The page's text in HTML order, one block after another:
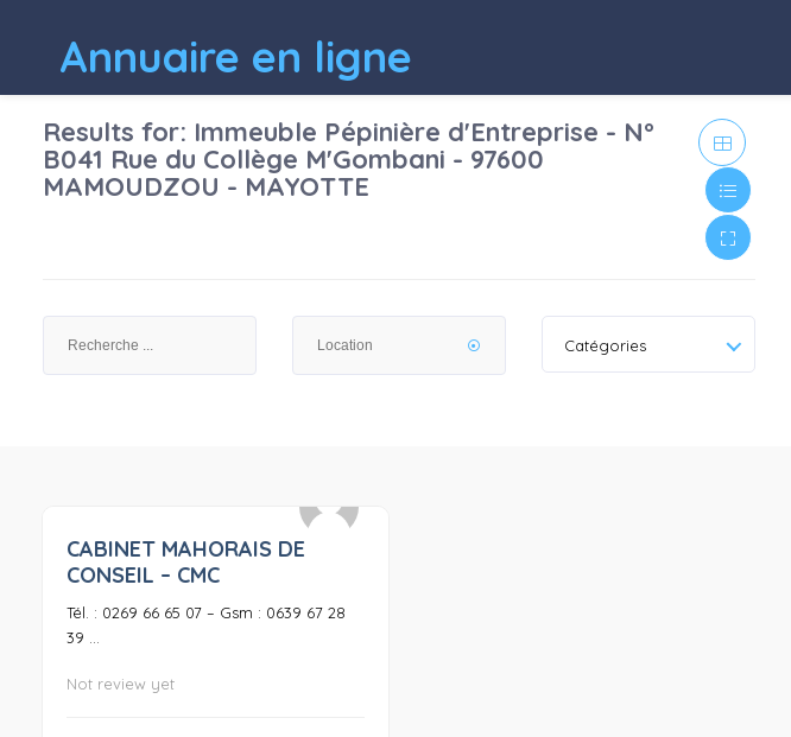
Annuaire en ligne
Results for: Immeuble Pépinière d'Entreprise - N°
B041 Rue du Collège M'Gombani - 97600
MAMOUDZOU - MAYOTTE
Catégories
CABINET MAHORAIS DE
CONSEIL – CMC
Tél. : 0269 66 65 07 – Gsm : 0639 67 28
39 ...
Not review yet